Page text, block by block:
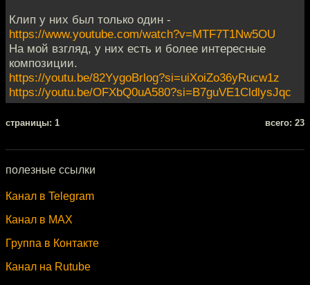
Клип у них был только один -
https://www.youtube.com/watch?v=MTF7T1Nw5OU
На мой взгляд, у них есть и более интересные
композиции.
https://youtu.be/82YygoBrlog?si=uiXoiZo36yRucw1z
https://youtu.be/OFXbQ0uA580?si=B7guVE1CldlysJqc
cтраницы: 1 всего: 23
полезные ссылки
Канал в Telegram
Канал в MAX
Группа в Контакте
Канал на Rutube